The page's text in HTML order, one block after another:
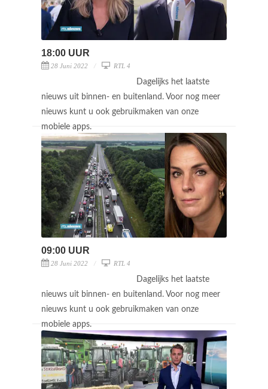
18:00 UUR
28 Juni 2022 RTL 4
Dagelijks het laatste
nieuws uit binnen- en buitenland. Voor nog meer
nieuws kunt u ook gebruikmaken van onze
mobiele apps.
09:00 UUR
28 Juni 2022 RTL 4
Dagelijks het laatste
nieuws uit binnen- en buitenland. Voor nog meer
nieuws kunt u ook gebruikmaken van onze
mobiele apps.